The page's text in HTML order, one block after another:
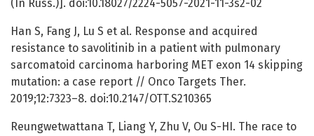
(In Russ.)]. doi:10.18027/2224-5057-2021-11-3s2-02
Han S, Fang J, Lu S et al. Response and acquired
resistance to savolitinib in a patient with pulmonary
sarcomatoid carcinoma harboring MET exon 14 skipping
mutation: a case report // Onco Targets Ther.
2019;12:7323–8. doi:10.2147/OTT.S210365
Reungwetwattana T, Liang Y, Zhu V, Ou S-HI. The race to